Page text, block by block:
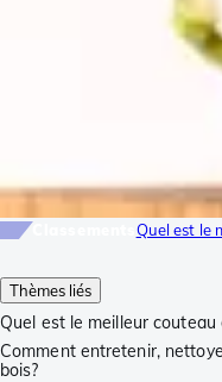
Thèmes liés
Quel est le meilleur couteau
Comment entretenir,
bois?
Quel est le